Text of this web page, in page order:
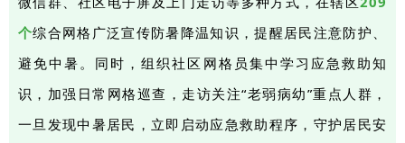
个综合网格广泛宣传防暑降温知识，提醒居民注意防护、
避免中暑。同时，组织社区网格员集中学习应急救助知
识，加强日常网格巡查，走访关注“老弱病幼”重点人群，
一旦发现中暑居民，立即启动应急救助程序，守护居民安